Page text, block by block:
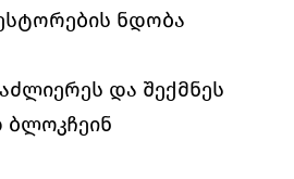
ნდობა
და შექმნეს